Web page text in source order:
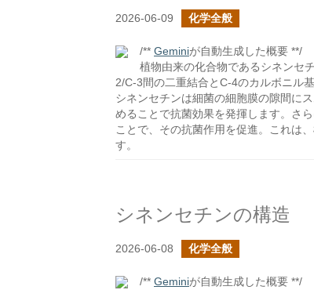
2026-06-09 化学全般
/** Geminiが自動生成した概要 **/
植物由来の化合物であるシネンセ
2/C-3間の二重結合とC-4のカルボニル
シネンセチンは細菌の細胞膜の隙間に
めることで抗菌効果を発揮します。さ
ことで、その抗菌作用を促進。これは
す。
シネンセチンの構造
2026-06-08 化学全般
/** Geminiが自動生成した概要 **/